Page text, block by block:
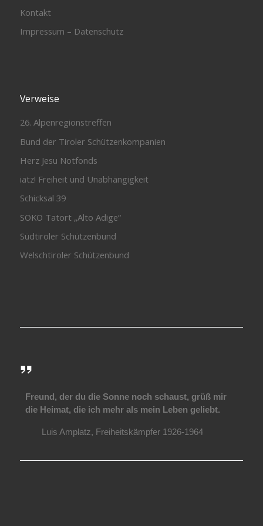
Kontakt
Impressum – Datenschutz
Verweise
26. Alpenregionstreffen
Bund der Tiroler Schützenkompanien
Herz Jesu Notfonds
iatz! Freiheit und Unabhängigkeit
Schicksal 39
SOKO Tatort „Alto Adige“
Südtiroler Schützenbund
Welschtiroler Schützenbund
Freund, der du die Sonne noch schaust, grüß mir
die Heimat, die ich mehr als mein Leben geliebt.
Luis Amplatz, Freiheitskämpfer 1926-1964